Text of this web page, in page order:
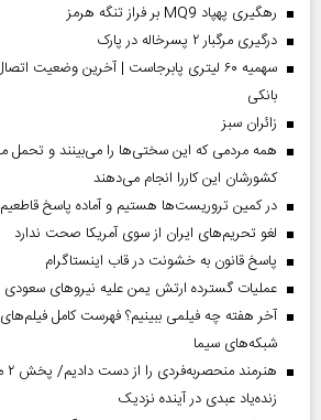
رهگیری پهپاد MQ9 بر فراز تنگه هرمز
درگیری مرگبار ۲ پسرخاله در پارک
سهمیه ۶۰ لیتری پابرجاست | آخرین وضعیت
بانکی
‌زائران سبز
همه مردمی که این سختی‌ها را می‌بینند و تحمل
کشورشان این کاررا انجام می‌دهند
در کمین تروریست‌ها هستیم و آماده پاسخ قاطعیم
لغو تحریم‌های ایران از سوی آمریکا صحت ندارد
پاسخ قانون به خشونت در قاب اینستاگرام
عملیات گسترده ارتش یمن علیه نیروهای سعودی
آخر هفته چه فیلمی ببینیم؟ فهرست کامل
شبکه‌های سیما
زنده‌یاد عبدی در آینده نزدیک